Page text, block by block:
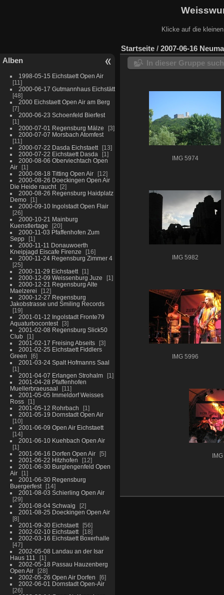
Klicke auf die
Alben
1998-05-15 Eichstaett Open Air
11
2000-06-17 Gutmannhaus Eichstätt
48
2000 Eichstaett Open Air am Berg
7
2000-06-23 Schoenfeld Bierfest
1
2000-07-01 Regensburg Mälze
3
2000-07-07 Morsbach Atomfest
11
2000-07-22 Dasda Eichstaett
13
2000-07-22 Eichstaett Dasda
1
2000-08-06 Oberviechtach Open
Air
1
2000-08-18 Titting Open Air
12
2000-08-26 Doeckingen Open Air
Die Heide raucht
2
2000-08-26 Regensburg Haidplatz
Demo
1
2000-09-10 Ingolstadt Open Flair
26
2000-10-21 Mainburg
Kuenstlertage
20
2000-11-03 Pfaffenhofen Zum
Sepp
1
2000-11-11 Donauwoerth
Kneipjagd Eiscafe Firenze
16
2000-11-24 Regensburg Zimmer 4
25
2000-11-29 Eichstaett
1
2000-12-09 Weissenburg Juze
1
2000-12-21 Regensburg Alte
Maelzerei
12
2000-12-27 Regensburg
Jakobstrasse und Smiling Records
19
2001-01-12 Ingolstadt Fronte79
Aquaturbocontest
3
2001-02-08 Regensburg Slick50
Club
1
2001-02-17 Freising Abseits
3
2001-02-25 Eichstaett Fiddlers
Green
6
2001-03-24 Spalt Hofmanns Saal
1
2001-04-07 Erlangen Strohalm
1
2001-04-28 Pfaffenhofen
Muellerbraeusaal
11
2001-05-05 Immeldorf Weisses
Ross
1
2001-05-12 Rohrbach
1
2001-05-19 Dornstadt Open Air
10
2001-06-09 Open Air Eichstaett
14
2001-06-10 Kuehbach Open Air
1
2001-06-16 Dorfen Open Air
5
2001-06-22 Hitzhofen
12
2001-06-30 Burglengenfeld Open
Air
1
2001-06-30 Regensburg
Buergerfest
14
2001-08-03 Schierling Open Air
29
2001-08-04 Schwaig
2
2001-08-25 Doeckingen Open Air
8
2001-09-30 Eichstaett
56
2002-02-10 Eichstaett
18
2002-03-16 Eichstaett Boxerhalle
47
2002-05-08 Landau an der Isar
Haus 111
1
2002-05-18 Passau Hauzenberg
Open Air
28
2002-05-26 Open Air Dorfen
6
2002-06-01 Dornstadt Open-Air
26
Startseite / 2007-06-16
In dieser Gruppe
IMG 5974
IMG 5982
IMG 5996